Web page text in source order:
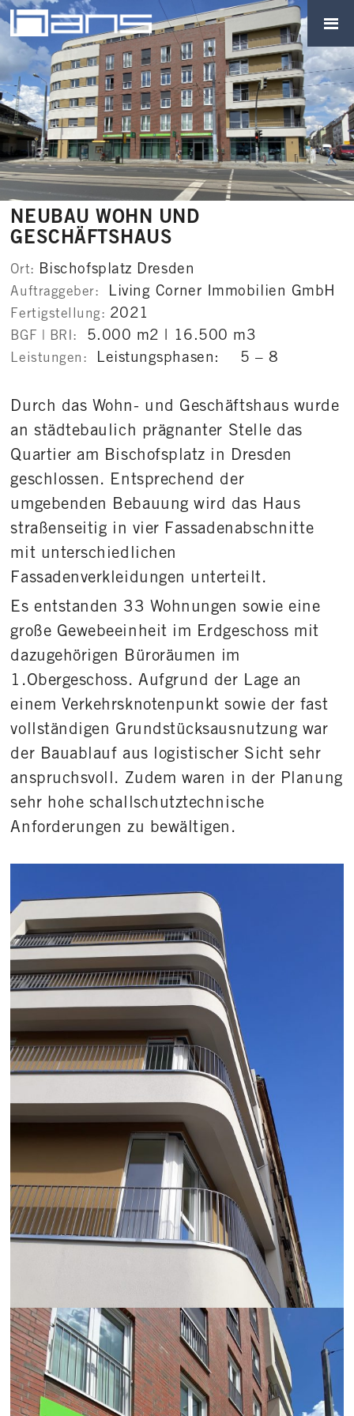
NEUBAU WOHN UND
GESCHÄFTSHAUS
Ort: Bischofsplatz Dresden
Auftraggeber: Living Corner Immobilien GmbH
Fertigstellung: 2021
BGF | BRI: 5.000 m2 | 16.500 m3
Leistungen: Leistungsphasen: 5 – 8
Durch das Wohn- und Geschäftshaus wurde
an städtebaulich prägnanter Stelle das
Quartier am Bischofsplatz in Dresden
geschlossen. Entsprechend der
umgebenden Bebauung wird das Haus
straßenseitig in vier Fassadenabschnitte
mit unterschiedlichen
Fassadenverkleidungen unterteilt.
Es entstanden 33 Wohnungen sowie eine
große Gewebeeinheit im Erdgeschoss mit
dazugehörigen Büroräumen im
1.Obergeschoss. Aufgrund der Lage an
einem Verkehrsknotenpunkt sowie der fast
vollständigen Grundstücksausnutzung war
der Bauablauf aus logistischer Sicht sehr
anspruchsvoll. Zudem waren in der Planung
sehr hohe schallschutztechnische
Anforderungen zu bewältigen.